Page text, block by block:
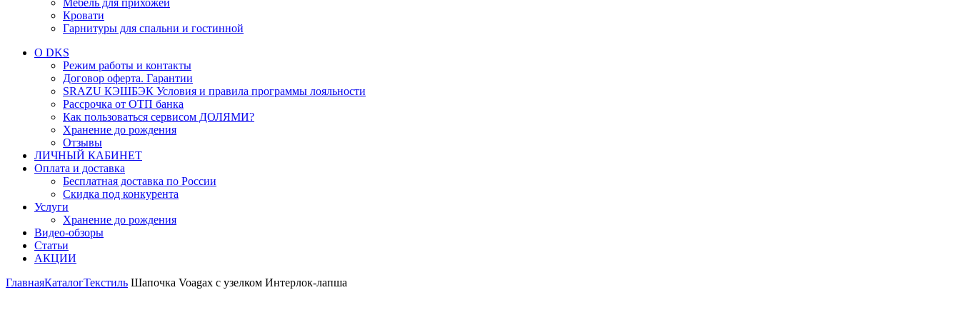
Мебель для прихожей
Кровати
Гарнитуры для спальни и гостинной
О DKS
Режим работы и контакты
Договор оферта. Гарантии
SRAZU КЭШБЭК Условия и правила программы лояльности
Рассрочка от ОТП банка
Как пользоваться сервисом ДОЛЯМИ?
Хранение до рождения
Отзывы
ЛИЧНЫЙ КАБИНЕТ
Оплата и доставка
Бесплатная доставка по России
Скидка под конкурента
Услуги
Хранение до рождения
Видео-обзоры
Статьи
АКЦИИ
ГлавнаяКаталогТекстиль Шапочка Voagax с узелком Интерлок-лапша